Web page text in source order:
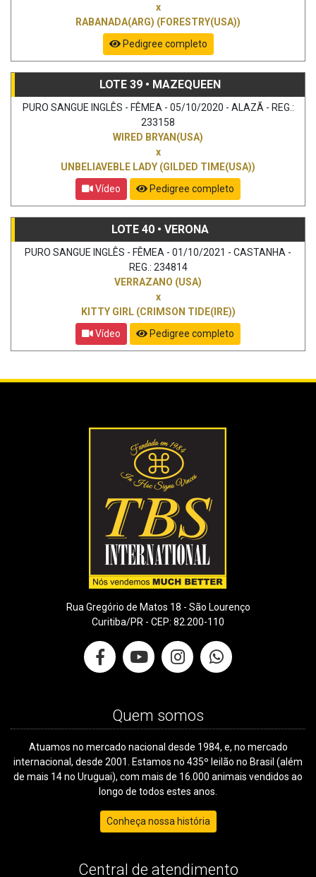
x
RABANADA(ARG) (FORESTRY(USA))
Pedigree completo
LOTE 39 • MAZEQUEEN
PURO SANGUE INGLÊS - FÊMEA - 05/10/2020 - ALAZÃ - REG.:
233158
WIRED BRYAN(USA)
x
UNBELIAVEBLE LADY (GILDED TIME(USA))
Vídeo
Pedigree completo
LOTE 40 • VERONA
PURO SANGUE INGLÊS - FÊMEA - 01/10/2021 - CASTANHA -
REG.: 234814
VERRAZANO (USA)
x
KITTY GIRL (CRIMSON TIDE(IRE))
Vídeo
Pedigree completo
Rua Gregório de Matos 18 - São Lourenço
Curitiba/PR - CEP: 82.200-110
Quem somos
Atuamos no mercado nacional desde 1984, e, no mercado
internacional, desde 2001. Estamos no 435º leilão no Brasil (além
de mais 14 no Uruguai), com mais de 16.000 animais vendidos ao
longo de todos estes anos.
Conheça nossa história
Central de atendimento